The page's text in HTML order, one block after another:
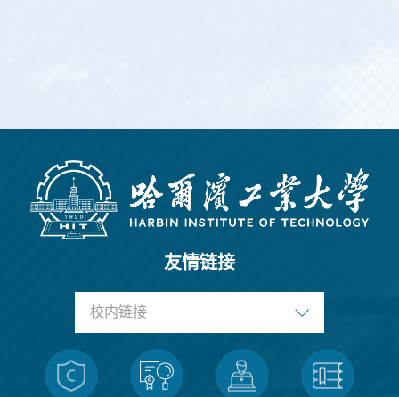
友情链接
校内链接